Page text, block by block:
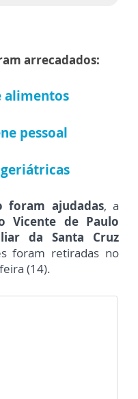
arrecadados:
alimentos
pessoal
foram ajudadas, a
Vicente de Paulo
da Santa Cruz
foram retiradas no
(14).